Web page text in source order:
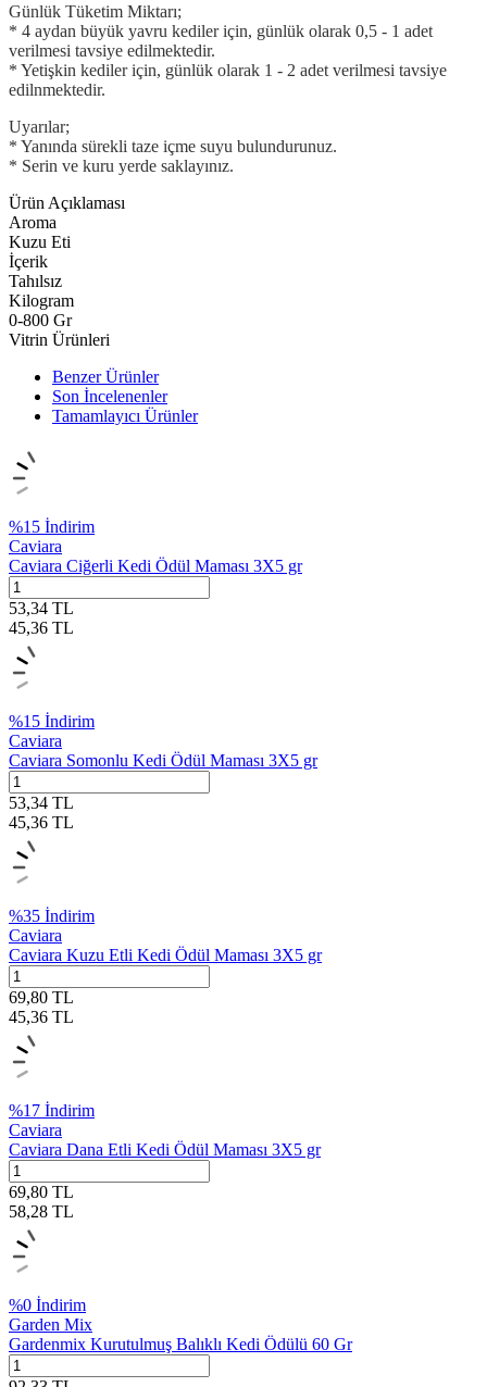
Günlük Tüketim Miktarı;
* 4 aydan büyük yavru kediler için, günlük olarak 0,5 - 1 adet
verilmesi tavsiye edilmektedir.
* Yetişkin kediler için, günlük olarak 1 - 2 adet verilmesi tavsiye
edilnmektedir.
Uyarılar;
* Yanında sürekli taze içme suyu bulundurunuz.
* Serin ve kuru yerde saklayınız.
Ürün Açıklaması
Aroma
Kuzu Eti
İçerik
Tahılsız
Kilogram
0-800 Gr
Vitrin Ürünleri
Benzer Ürünler
Son İncelenenler
Tamamlayıcı Ürünler
%15 İndirim
Caviara
Caviara Ciğerli Kedi Ödül Maması 3X5 gr
53,34 TL
45,36 TL
%15 İndirim
Caviara
Caviara Somonlu Kedi Ödül Maması 3X5 gr
53,34 TL
45,36 TL
%35 İndirim
Caviara
Caviara Kuzu Etli Kedi Ödül Maması 3X5 gr
69,80 TL
45,36 TL
%17 İndirim
Caviara
Caviara Dana Etli Kedi Ödül Maması 3X5 gr
69,80 TL
58,28 TL
%0 İndirim
Garden Mix
Gardenmix Kurutulmuş Balıklı Kedi Ödülü 60 Gr